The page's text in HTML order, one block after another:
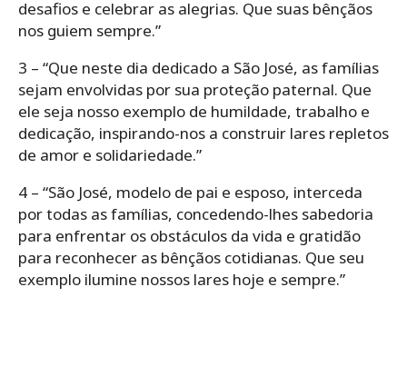
desafios e celebrar as alegrias. Que suas bênçãos
nos guiem sempre.”
3 – “Que neste dia dedicado a São José, as famílias
sejam envolvidas por sua proteção paternal. Que
ele seja nosso exemplo de humildade, trabalho e
dedicação, inspirando-nos a construir lares repletos
de amor e solidariedade.”
4 – “São José, modelo de pai e esposo, interceda
por todas as famílias, concedendo-lhes sabedoria
para enfrentar os obstáculos da vida e gratidão
para reconhecer as bênçãos cotidianas. Que seu
exemplo ilumine nossos lares hoje e sempre.”